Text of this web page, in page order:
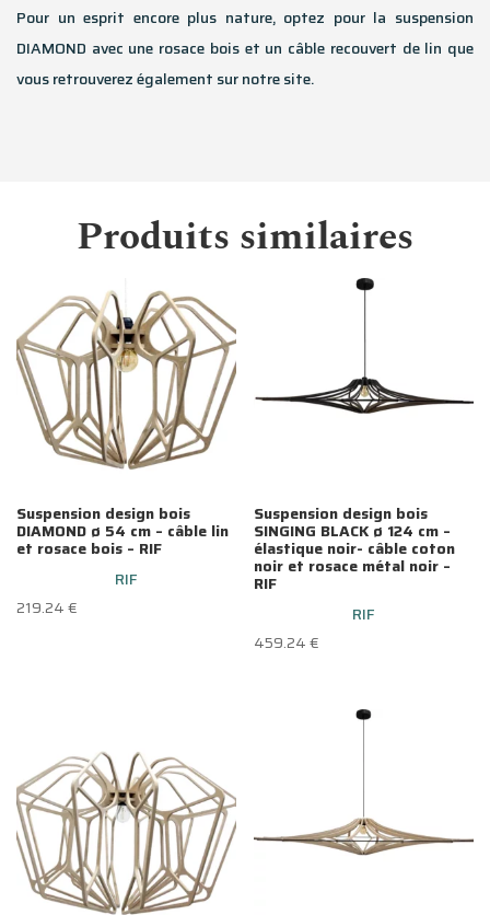
Pour un esprit encore plus nature, optez pour la suspension
DIAMOND avec une rosace bois et un câble recouvert de lin que
vous retrouverez également sur notre site.
Produits similaires
Suspension design bois
DIAMOND ø 54 cm – câble lin
et rosace bois – RIF
RIF
219.24€
Suspension design bois
SINGING BLACK ø 124 cm –
élastique noir- câble coton
noir et rosace métal noir –
RIF
RIF
459.24€